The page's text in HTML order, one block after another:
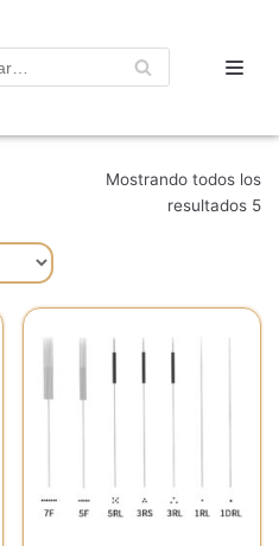
Mostrando todos los
resultados 5